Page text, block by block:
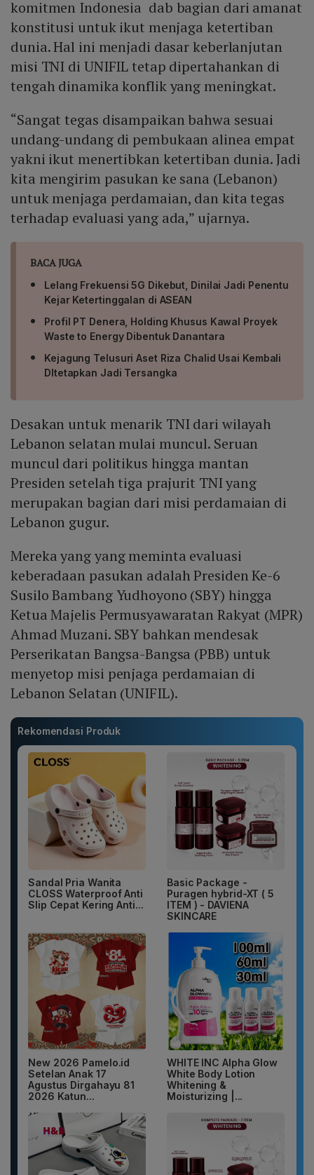
komitmen Indonesia dab bagian dari amanat
konstitusi untuk ikut menjaga ketertiban
dunia. Hal ini menjadi dasar keberlanjutan
misi TNI di UNIFIL tetap dipertahankan di
tengah dinamika konflik yang meningkat.
“Sangat tegas disampaikan bahwa sesuai
undang-undang di pembukaan alinea empat
yakni ikut menertibkan ketertiban dunia. Jadi
kita mengirim pasukan ke sana (Lebanon)
untuk menjaga perdamaian, dan kita tegas
terhadap evaluasi yang ada,” ujarnya.
BACA JUGA
Lelang Frekuensi 5G Dikebut, Dinilai Jadi Penentu
Kejar Ketertinggalan di ASEAN
Profil PT Denera, Holding Khusus Kawal Proyek
Waste to Energy Dibentuk Danantara
Kejagung Telusuri Aset Riza Chalid Usai Kembali
DItetapkan Jadi Tersangka
Desakan untuk menarik TNI dari wilayah
Lebanon selatan mulai muncul. Seruan
muncul dari politikus hingga mantan
Presiden setelah tiga prajurit TNI yang
merupakan bagian dari misi perdamaian di
Lebanon gugur.
Mereka yang yang meminta evaluasi
keberadaan pasukan adalah Presiden Ke-6
Susilo Bambang Yudhoyono (SBY) hingga
Ketua Majelis Permusyawaratan Rakyat (MPR)
Ahmad Muzani. SBY bahkan mendesak
Perserikatan Bangsa-Bangsa (PBB) untuk
menyetop misi penjaga perdamaian di
Lebanon Selatan (UNIFIL).
Rekomendasi Produk
Sandal Pria Wanita
CLOSS Waterproof Anti
Slip Cepat Kering Anti...
Basic Package -
Puragen hybrid-XT ( 5
ITEM ) - DAVIENA
SKINCARE
New 2026 Pamelo.id
Setelan Anak 17
Agustus Dirgahayu 81
2026 Katun...
WHITE INC Alpha Glow
White Body Lotion
Whitening &
Moisturizing |...